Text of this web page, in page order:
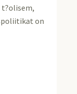
t?olisem,
on